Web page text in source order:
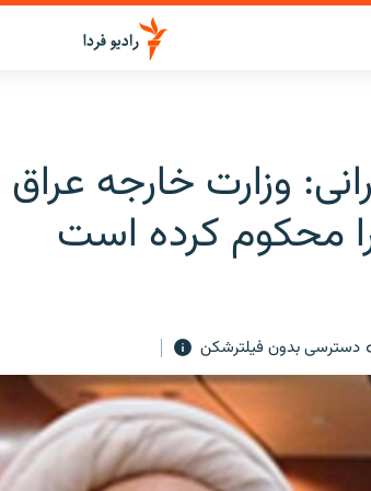
وزارت خارجه
محکوم کرده است
دسترسی بدون فیلترشکن